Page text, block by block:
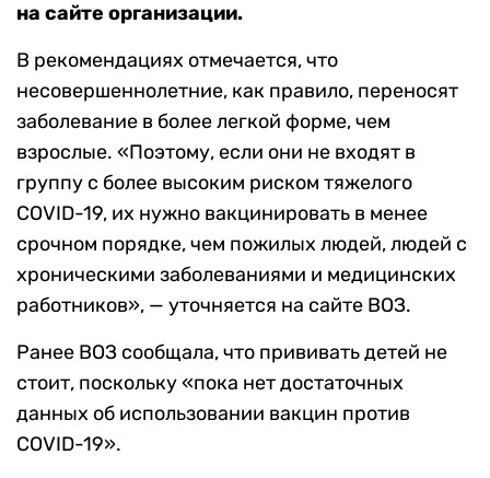
на сайте организации.
В рекомендациях отмечается, что
несовершеннолетние, как правило, переносят
заболевание в более легкой форме, чем
взрослые. «Поэтому, если они не входят в
группу с более высоким риском тяжелого
COVID-19, их нужно вакцинировать в менее
срочном порядке, чем пожилых людей, людей с
хроническими заболеваниями и медицинских
работников», — уточняется на сайте ВОЗ.
Ранее ВОЗ сообщала, что прививать детей не
стоит, поскольку «пока нет достаточных
данных об использовании вакцин против
COVID-19».